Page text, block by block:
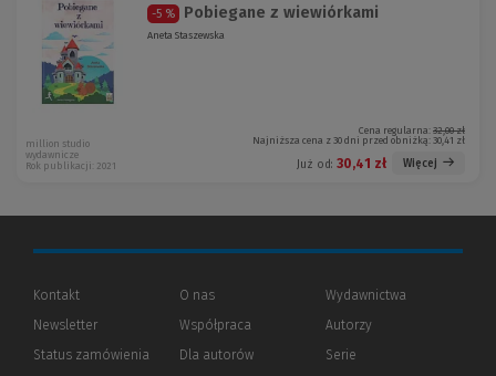
-5 % Pobiegane z wiewiórkami
Aneta Staszewska
Cena regularna: 32,00 zł
Najniższa cena z 30 dni przed obniżką: 30,41 zł
Już od: 30,41 zł Więcej
million studio
wydawnicze
Rok publikacji: 2021
Kontakt
Newsletter
Status zamówienia
O nas
Współpraca
Dla autorów(Nowe
(Link
Wydawnictwa
Autorzy
Serie